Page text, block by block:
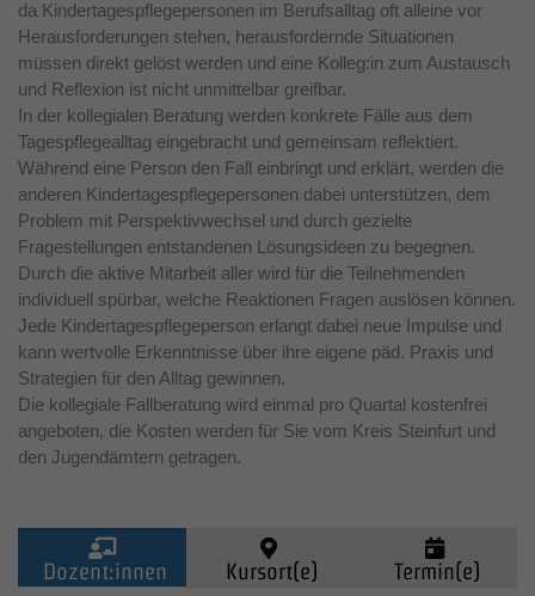
da Kindertagespflegepersonen im Berufsalltag oft alleine vor
Herausforderungen stehen, herausfordernde Situationen
müssen direkt gelöst werden und eine Kolleg:in zum Austausch
und Reflexion ist nicht unmittelbar greifbar.
In der kollegialen Beratung werden konkrete Fälle aus dem
Tagespflegealltag eingebracht und gemeinsam reflektiert.
Während eine Person den Fall einbringt und erklärt, werden die
anderen Kindertagespflegepersonen dabei unterstützen, dem
Problem mit Perspektivwechsel und durch gezielte
Fragestellungen entstandenen Lösungsideen zu begegnen.
Durch die aktive Mitarbeit aller wird für die Teilnehmenden
individuell spürbar, welche Reaktionen Fragen auslösen können.
Jede Kindertagespflegeperson erlangt dabei neue Impulse und
kann wertvolle Erkenntnisse über ihre eigene päd. Praxis und
Strategien für den Alltag gewinnen.
Die kollegiale Fallberatung wird einmal pro Quartal kostenfrei
angeboten, die Kosten werden für Sie vom Kreis Steinfurt und
den Jugendämtern getragen.
Dozent:innen Kursort(e) Termin(e)